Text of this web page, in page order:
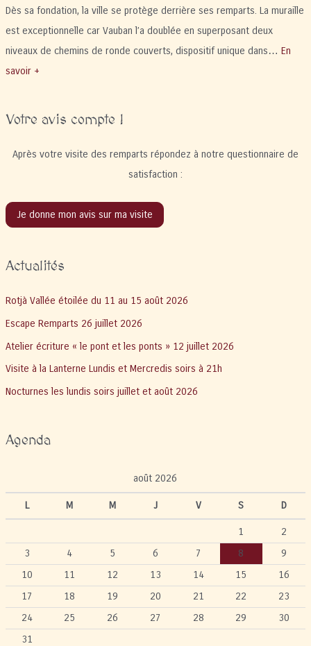
Dès sa fondation, la ville se protège derrière ses remparts. La muraille
est exceptionnelle car Vauban l’a doublée en superposant deux
niveaux de chemins de ronde couverts, dispositif unique dans… En
savoir +
Votre avis compte !
Après votre visite des remparts répondez à notre questionnaire de
satisfaction :
Je donne mon avis sur ma visite
Actualités
Rotjà Vallée étoilée du 11 au 15 août 2026
Escape Remparts 26 juillet 2026
Atelier écriture « le pont et les ponts » 12 juillet 2026
Visite à la Lanterne Lundis et Mercredis soirs à 21h
Nocturnes les lundis soirs juillet et août 2026
Agenda
août 2026
L M M J V S D
1
2
3
4 5 6 7 8
9
10
11 12 13 14 15
16
17
18 19 20 21 22
23
24
25 26 27 28 29
30
31